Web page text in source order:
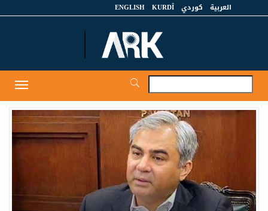
العربية كوردي KURDÎ
ENGLISH